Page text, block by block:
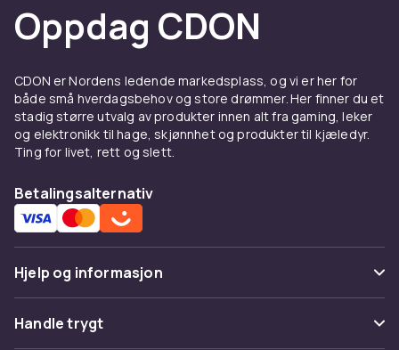
Oppdag CDON
CDON er Nordens ledende markedsplass, og vi er her for
både små hverdagsbehov og store drømmer. Her finner du et
stadig større utvalg av produkter innen alt fra gaming, leker
og elektronikk til hage, skjønnhet og produkter til kjæledyr.
Ting for livet, rett og slett.
Betalingsalternativ
Hjelp og informasjon
Vanlige spørsmål
Handle trygt